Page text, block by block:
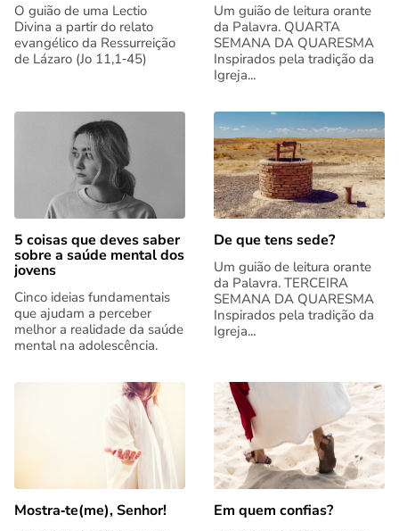
O guião de uma Lectio
Divina a partir do relato
evangélico da Ressurreição
de Lázaro (Jo 11,1‑45)
Um guião de leitura orante
da Palavra. QUARTA
SEMANA DA QUARESMA
Inspirados pela tradição da
Igreja...
5 coisas que deves saber
sobre a saúde mental dos
jovens
Cinco ideias fundamentais
que ajudam a perceber
melhor a realidade da saúde
mental na adolescência.
De que tens sede?
Um guião de leitura orante
da Palavra. TERCEIRA
SEMANA DA QUARESMA
Inspirados pela tradição da
Igreja...
Mostra‑te(me), Senhor! Em quem confias?